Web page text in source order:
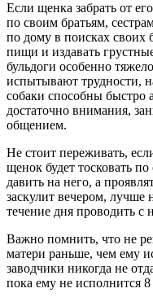
Если щенка забрать от
по своим братьям,
по дому в поисках своих
пищи и издавать
бульдоги особенно
испытывают трудности,
собаки способны быстро
достаточно внимания,
общением.
Не стоит переживать,
щенок будет тосковать
давить на него, а
заскулит вечером, лучше
течение дня проводить
Важно помнить, что не
матери раньше, чем ему
заводчики никогда не
пока ему не исполнится 8